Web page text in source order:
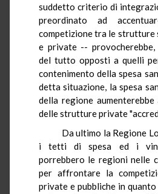
suddetto criterio di
preordinato ad
competizione tra le strutture
e private --
del tutto opposti a quelli
contenimento della spesa
detta situazione, la spesa
della regione
delle strutture private
Da ultimo la Regione
i tetti di spesa ed i
porrebbero le regioni nelle
per affrontare la
private e pubbliche in